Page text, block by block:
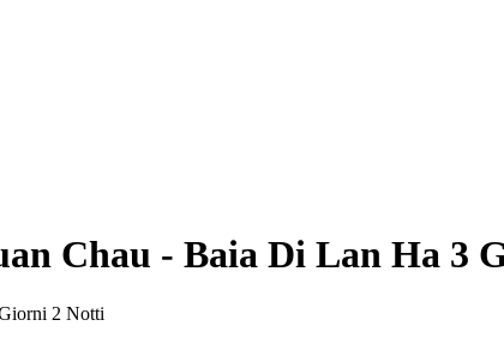
Chau - Baia Di Lan Ha 3